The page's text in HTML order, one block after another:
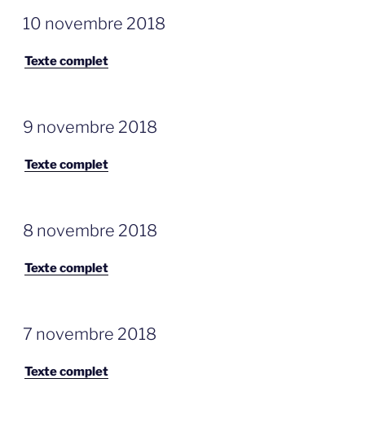
GEPLAATST
OP
10 novembre 2018
Texte complet
GEPLAATST
OP
9 novembre 2018
Texte complet
GEPLAATST
OP
8 novembre 2018
Texte complet
GEPLAATST
OP
7 novembre 2018
Texte complet